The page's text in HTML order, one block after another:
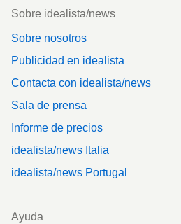
Footer
Sobre idealista/news
Sobre nosotros
Publicidad en idealista
Contacta con idealista/news
Sala de prensa
Informe de precios
idealista/news Italia
idealista/news Portugal
Ayuda